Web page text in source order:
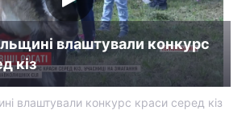
влаштували конкурс
кіз
влаштували конкурс краси серед кіз